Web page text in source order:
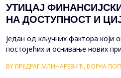
УТИЦАЈ
НА ДОСТУПНОСТ И
Један од кључних фактора који
постојећих и оснивање нових
треба посматрати, како кроз
BY ПРЕДРАГ МЛИНАРЕВИЋ, БОРКА